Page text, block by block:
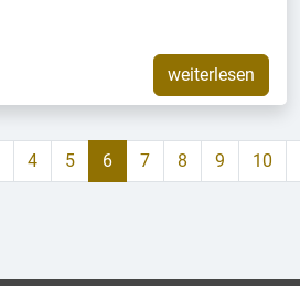
weiterlesen
4 5 6 7 8 9 10